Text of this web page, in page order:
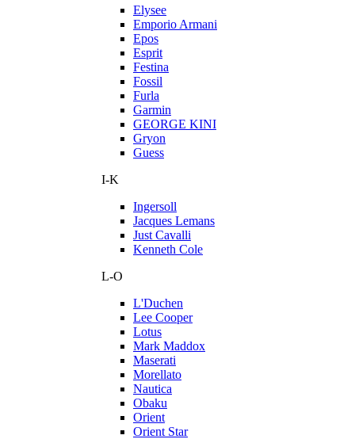
Elysee
Emporio Armani
Epos
Esprit
Festina
Fossil
Furla
Garmin
GEORGE KINI
Gryon
Guess
I-K
Ingersoll
Jacques Lemans
Just Cavalli
Kenneth Cole
L-O
L'Duchen
Lee Cooper
Lotus
Mark Maddox
Maserati
Morellato
Nautica
Obaku
Orient
Orient Star